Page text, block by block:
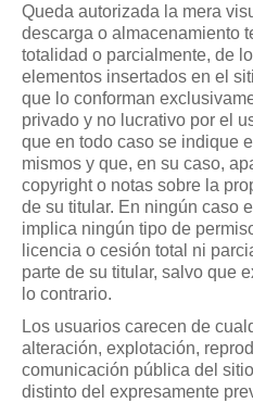
Queda autorizada la mera
descarga o almacenamiento
totalidad o parcialmente, de
elementos insertados en el
que lo conforman
privado y no lucrativo por el
que en todo caso se indique
mismos y que, en su caso,
copyright o notas sobre la
de su titular. En ningún caso
implica ningún tipo de
licencia o cesión total ni
parte de su titular, salvo que
lo contrario.
Los usuarios carecen de
alteración, explotación,
comunicación pública del
distinto del expresamente